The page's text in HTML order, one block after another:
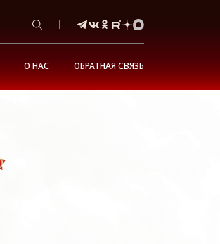
О НАС ОБРАТНАЯ СВЯЗЬ